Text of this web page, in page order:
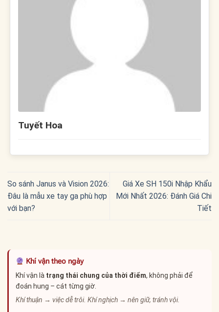
Tuyết Hoa
So sánh Janus và Vision 2026:
Đâu là mẫu xe tay ga phù hợp
với bạn?
Giá Xe SH 150i Nhập Khẩu
Mới Nhất 2026: Đánh Giá Chi
Tiết
Khí vận theo ngày
Khí vận là trạng thái chung của thời điểm, không phải để
đoán hung – cát từng giờ.
Khí thuận → việc dễ trôi. Khí nghịch → nên giữ, tránh vội.